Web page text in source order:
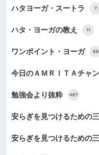
ハタヨーガ・スートラ 7
ハタ・ヨーガの教え 11
ワンポイント・ヨーガ 56
今日のＡＭＲＩＴＡチャ
勉強会より抜粋 487
安らぎを見つけるための
安らぎを見つけるための